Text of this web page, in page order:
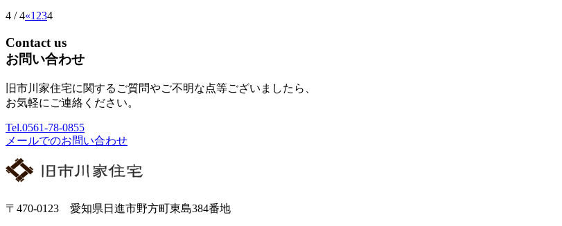
4 / 4«1 234
Contact us
お問い合わせ
旧市川家住宅に関するご質問やご不明な点等ございましたら、
お気軽にご連絡ください。
Tel.0561-78-0855
メールでのお問い合わせ
〒470-0123 愛知県日進市野方町東島384番地